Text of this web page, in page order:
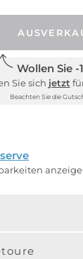
Wollen Sie -
Sie sich jetzt
Beachten Sie die